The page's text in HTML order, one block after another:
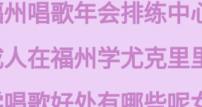
唱歌年会排练中
在福州学尤克里